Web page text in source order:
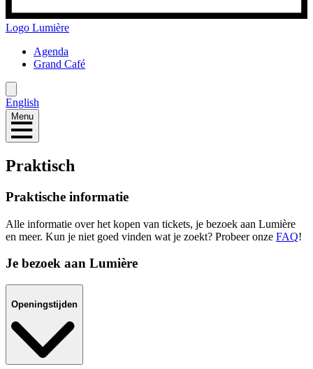
Logo Lumière
Agenda
Grand Café
English
Menu
Praktisch
Praktische informatie
Alle informatie over het kopen van tickets, je bezoek aan Lumière
en meer. Kun je niet goed vinden wat je zoekt? Probeer onze FAQ!
Je bezoek aan Lumière
Openingstijden